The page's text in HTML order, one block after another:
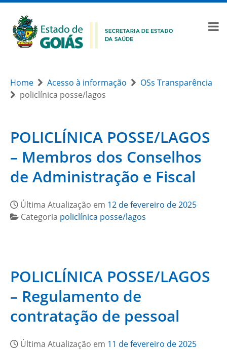
Home Acesso à informação
OSs Transparência
policlínica posse/lagos
POLICLÍNICA POSSE/LAGOS
– Membros dos Conselhos
de Administração e Fiscal
Última Atualização em 12 de fevereiro de 2025
Categoria policlínica posse/lagos
POLICLÍNICA POSSE/LAGOS
– Regulamento de
contratação de pessoal
Última Atualização em 11 de fevereiro de 2025